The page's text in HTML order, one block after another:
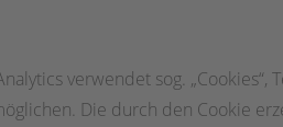
verwendet sog. „Cookies“,
Die durch den Cookie